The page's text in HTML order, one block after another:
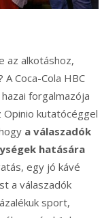
az alkotáshoz,
Coca-Cola HBC
forgalmazója
Opinio kutatócéggel
a válaszadók
hatására
egy jó kávé
a válaszadók
sport,